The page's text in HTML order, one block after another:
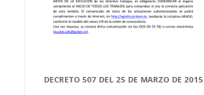
DECRETO 507 DEL 25 DE MARZO DE 2015